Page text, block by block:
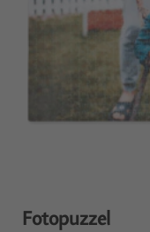
Fotopuzzel